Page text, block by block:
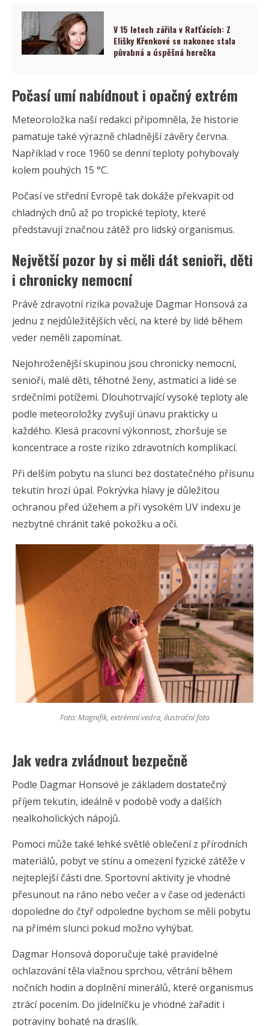
V 15 letech zářila v Rafťácích: Z
Elišky Křenkové se nakonec stala
půvabná a úspěšná herečka
Počasí umí nabídnout i opačný extrém
Meteoroložka naší redakci připomněla, že historie
pamatuje také výrazně chladnější závěry června.
Například v roce 1960 se denní teploty pohybovaly
kolem pouhých 15 °C.
Počasí ve střední Evropě tak dokáže překvapit od
chladných dnů až po tropické teploty, které
představují značnou zátěž pro lidský organismus.
Největší pozor by si měli dát senioři, děti
i chronicky nemocní
Právě zdravotní rizika považuje Dagmar Honsová za
jednu z nejdůležitějších věcí, na které by lidé během
veder neměli zapomínat.
Nejohroženější skupinou jsou chronicky nemocní,
senioři, malé děti, těhotné ženy, astmatici a lidé se
srdečními potížemi. Dlouhotrvající vysoké teploty ale
podle meteoroložky zvyšují únavu prakticky u
každého. Klesá pracovní výkonnost, zhoršuje se
koncentrace a roste riziko zdravotních komplikací.
Při delším pobytu na slunci bez dostatečného přísunu
tekutin hrozí úpal. Pokrývka hlavy je důležitou
ochranou před úžehem a při vysokém UV indexu je
nezbytné chránit také pokožku a oči.
Foto: Magnifik, extrémní vedra, ilustrační foto
Jak vedra zvládnout bezpečně
Podle Dagmar Honsové je základem dostatečný
příjem tekutin, ideálně v podobě vody a dalších
nealkoholických nápojů.
Pomoci může také lehké světlé oblečení z přírodních
materiálů, pobyt ve stínu a omezení fyzické zátěže v
nejteplejší části dne. Sportovní aktivity je vhodné
přesunout na ráno nebo večer a v čase od jedenácti
dopoledne do čtyř odpoledne bychom se měli pobytu
na přímém slunci pokud možno vyhýbat.
Dagmar Honsová doporučuje také pravidelné
ochlazování těla vlažnou sprchou, větrání během
nočních hodin a doplnění minerálů, které organismus
ztrácí pocením. Do jídelníčku je vhodné zařadit i
potraviny bohaté na draslík.